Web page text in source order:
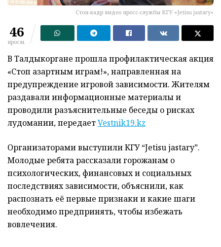
Стоп-кадр видео пресс-службы КГУ «Jetisu jastary»
46
просм.
В Талдыкоргане прошла профилактическая акция
«Стоп азартным играм!», направленная на
предупреждение игровой зависимости. Жителям
раздавали информационные материалы и
проводили разъяснительные беседы о рисках
лудомании, передаетVestnik19.kz
Организаторами выступили КГУ “Jetisu jastary”.
Молодые ребята рассказали горожанам о
психологических, финансовых и социальных
последствиях зависимости, объяснили, как
распознать её первые признаки и какие шаги
необходимо предпринять, чтобы избежать
вовлечения.